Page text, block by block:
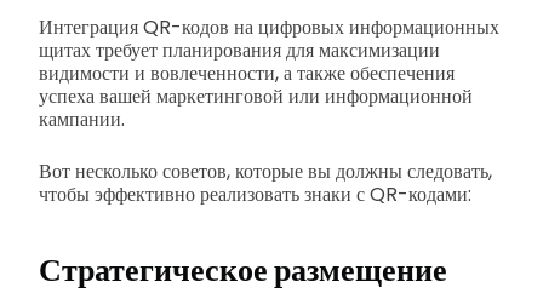
Интеграция QR-кодов на цифровых информационных
щитах требует планирования для максимизации
видимости и вовлеченности, а также обеспечения
успеха вашей маркетинговой или информационной
кампании.
Вот несколько советов, которые вы должны следовать,
чтобы эффективно реализовать знаки с QR-кодами:
Стратегическое размещение